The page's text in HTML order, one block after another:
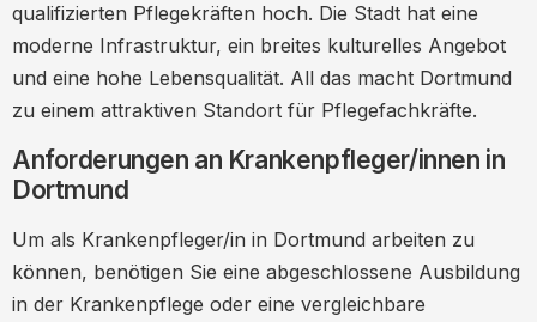
Statistiken und Zahlen zur Pflege in
Dortmund
Ressourcen und Weiterführende Links
in Dortmund
qualifizierten Pflegekräften hoch. Die Stadt hat eine
moderne Infrastruktur, ein breites kulturelles Angebot
und eine hohe Lebensqualität. All das macht Dortmund
zu einem attraktiven Standort für Pflegefachkräfte.
Anforderungen an Krankenpfleger/innen in
Dortmund
Um als Krankenpfleger/in in Dortmund arbeiten zu
können, benötigen Sie eine abgeschlossene Ausbildung
in der Krankenpflege oder eine vergleichbare